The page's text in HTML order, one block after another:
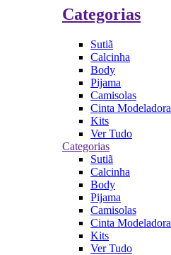
Categorias
Sutiã
Calcinha
Body
Pijama
Camisolas
Cinta Modeladora
Kits
Ver Tudo
Categorias
Sutiã
Calcinha
Body
Pijama
Camisolas
Cinta Modeladora
Kits
Ver Tudo